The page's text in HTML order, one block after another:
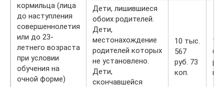
кормильца (лица
до наступления
совершеннолетия
или до 23-
летнего возраста
при условии
обучения на
очной форме)
Дети, лишившиеся
обоих родителей.
Дети,
местонахождение
родителей которых
не установлено.
Дети,
скончавшейся
10 тыс.
567
руб. 73
коп.
10
698